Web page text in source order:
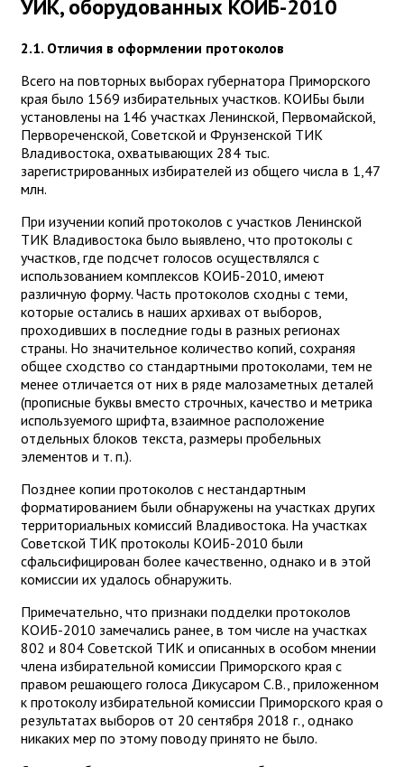
УИК, оборудованных КОИБ-2010
2.1. Отличия в оформлении протоколов
Всего на повторных выборах губернатора Приморского
края было 1569 избирательных участков. КОИБы были
установлены на 146 участках Ленинской, Первомайской,
Первореченской, Советской и Фрунзенской ТИК
Владивостока, охватывающих 284 тыс.
зарегистрированных избирателей из общего числа в 1,47
млн.
При изучении копий протоколов с участков Ленинской
ТИК Владивостока было выявлено, что протоколы с
участков, где подсчет голосов осуществлялся с
использованием комплексов КОИБ-2010, имеют
различную форму. Часть протоколов сходны с теми,
которые остались в наших архивах от выборов,
проходивших в последние годы в разных регионах
страны. Но значительное количество копий, сохраняя
общее сходство со стандартными протоколами, тем не
менее отличается от них в ряде малозаметных деталей
(прописные буквы вместо строчных, качество и метрика
используемого шрифта, взаимное расположение
отдельных блоков текста, размеры пробельных
элементов и т. п.).
Позднее копии протоколов с нестандартным
форматированием были обнаружены на участках других
территориальных комиссий Владивостока. На участках
Советской ТИК протоколы КОИБ-2010 были
сфальсифицирован более качественно, однако и в этой
комиссии их удалось обнаружить.
Примечательно, что признаки подделки протоколов
КОИБ-2010 замечались ранее, в том числе на участках
802 и 804 Советской ТИК и описанных в особом мнении
члена избирательной комиссии Приморского края с
правом решающего голоса Дикусаром С.В., приложенном
к протоколу избирательной комиссии Приморского края о
результатах выборов от 20 сентября 2018 г., однако
никаких мер по этому поводу принято не было.